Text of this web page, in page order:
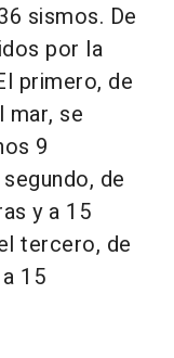
sismos. De
por la
primero, de
mar, se
9
de
y a 15
tercero, de
15